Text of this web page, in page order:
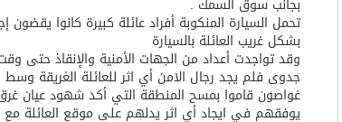
“سبارك” توقع اتفاقية تطوير مصانع جاهزة
بجانب سوق السمك .
تحمل السيارة المنكوبة أفراد عائلة كبيرة كانوا
بشكل غريب العائلة بالسيارة
وقد تواجدت أعداد من الجهات الأمنية والإنقاذ حتى
جدوى فلم يجد رجال الامن أي اثر للعائلة الغريقة
غواصون قاموا بمسح المنطقة التي أكد شهود عيان
يوفقهم في ايجاد أي اثر يدلهم على موقع العائلة مع